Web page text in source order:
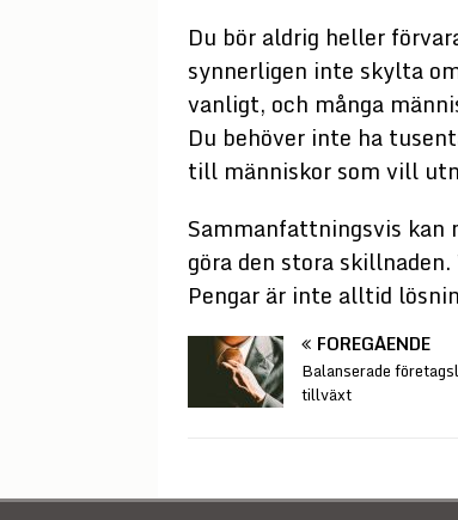
Du bör aldrig heller
synnerligen inte skylta
vanligt, och många
Du behöver inte ha
till människor som vill
Sammanfattningsvis kan
göra den stora
Pengar är inte alltid
FÖREGÅENDE
Balanserade
tillväxt